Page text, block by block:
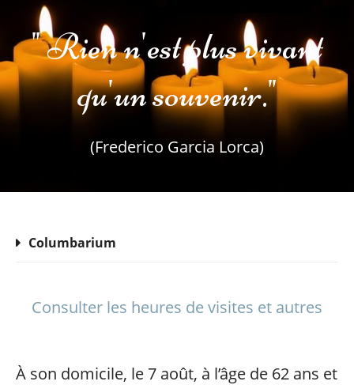
" Rien n'est plus vivant
qu'un souvenir."
(Frederico Garcia Lorca)
Columbarium
Consulter les heures de visites et autres
À son domicile, le 7 août, à l’âge de 62 ans et